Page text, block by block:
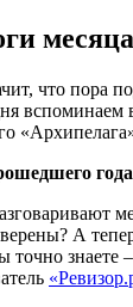
месяца
что пора
вспоминаем
А
знаете